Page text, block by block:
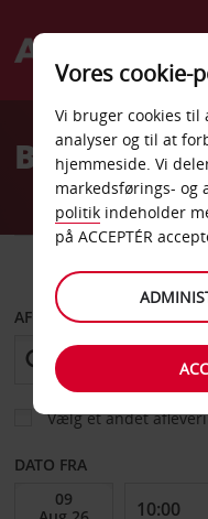
Welcome
AvisBilleje
AFHENT FRA
Vælg et andet
DATO FRA
Vores cookie-
Vi bruger cookies
analyser og til at
hjemmeside. Vi
markedsførings- og
politik indeholder
på ACCEPTÉR